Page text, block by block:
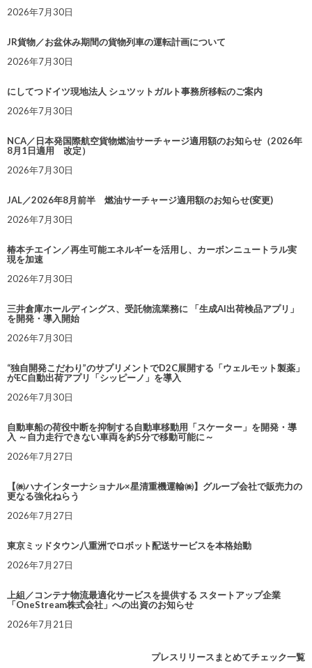
2026年7月30日
JR貨物／お盆休み期間の貨物列車の運転計画について
2026年7月30日
にしてつドイツ現地法人 シュツットガルト事務所移転のご案内
2026年7月30日
NCA／日本発国際航空貨物燃油サーチャージ適用額のお知らせ（2026年
8月1日適用 改定）
2026年7月30日
JAL／2026年8月前半 燃油サーチャージ適用額のお知らせ(変更)
2026年7月30日
椿本チエイン／再生可能エネルギーを活用し、カーボンニュートラル実
現を加速
2026年7月30日
三井倉庫ホールディングス、受託物流業務に 「生成AI出荷検品アプリ」
を開発・導入開始
2026年7月30日
“独自開発こだわり”のサプリメントでD2C展開する「ウェルモット製薬」
がEC自動出荷アプリ「シッピーノ」を導入
2026年7月30日
自動車船の荷役中断を抑制する自動車移動用「スケーター」を開発・導
入 ～自力走行できない車両を約5分で移動可能に～
2026年7月27日
【㈱ハナインターナショナル×星清重機運輸㈱】グループ会社で販売力の
更なる強化ねらう
2026年7月27日
東京ミッドタウン八重洲でロボット配送サービスを本格始動
2026年7月27日
上組／コンテナ物流最適化サービスを提供する スタートアップ企業
「OneStream株式会社」への出資のお知らせ
2026年7月21日
プレスリリースまとめてチェック一覧